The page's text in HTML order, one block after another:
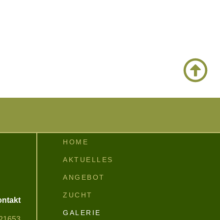
HOME
AKTUELLES
ANGEBOT
ZUCHT
GALERIE